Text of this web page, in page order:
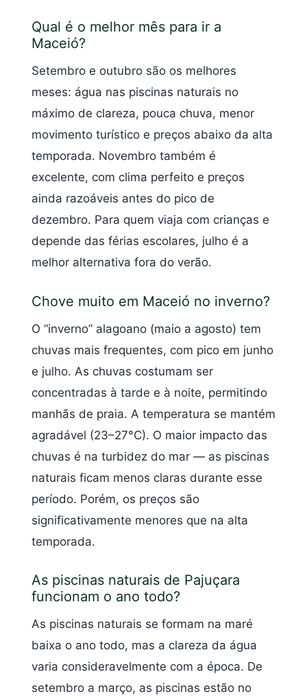
Qual é o melhor mês para ir a
Maceió?
Setembro e outubro são os melhores
meses: água nas piscinas naturais no
máximo de clareza, pouca chuva, menor
movimento turístico e preços abaixo da alta
temporada. Novembro também é
excelente, com clima perfeito e preços
ainda razoáveis antes do pico de
dezembro. Para quem viaja com crianças e
depende das férias escolares, julho é a
melhor alternativa fora do verão.
Chove muito em Maceió no inverno?
O “inverno” alagoano (maio a agosto) tem
chuvas mais frequentes, com pico em junho
e julho. As chuvas costumam ser
concentradas à tarde e à noite, permitindo
manhãs de praia. A temperatura se mantém
agradável (23–27°C). O maior impacto das
chuvas é na turbidez do mar — as piscinas
naturais ficam menos claras durante esse
período. Porém, os preços são
significativamente menores que na alta
temporada.
As piscinas naturais de Pajuçara
funcionam o ano todo?
As piscinas naturais se formam na maré
baixa o ano todo, mas a clareza da água
varia consideravelmente com a época. De
setembro a março, as piscinas estão no